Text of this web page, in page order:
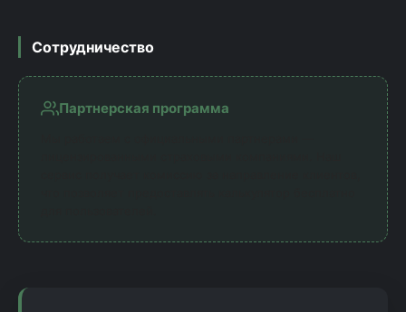
Сотрудничество
Партнерская программа